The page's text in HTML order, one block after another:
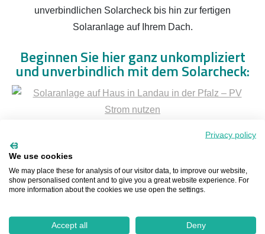
unverbindlichen Solarcheck bis hin zur fertigen
Solaranlage auf Ihrem Dach.
Beginnen Sie hier ganz unkompliziert
und unverbindlich mit dem Solarcheck:
Photovoltaik-Anlage in Landau in der Pfalz
ermöglicht es dem Betreiber, seinen eigenen Strom zu
erzeugen, was mehrere Vorteile mit sich bringt. Zum
einen trägt er aktiv zum Umweltschutz bei, zum anderen
indem er seinen Strom selbst produziert. Zusätzlich hat er
Privacy policy
We use cookies
We may place these for analysis of our visitor data, to improve our website,
show personalised content and to give you a great website experience. For
more information about the cookies we use open the settings.
Accept all Deny